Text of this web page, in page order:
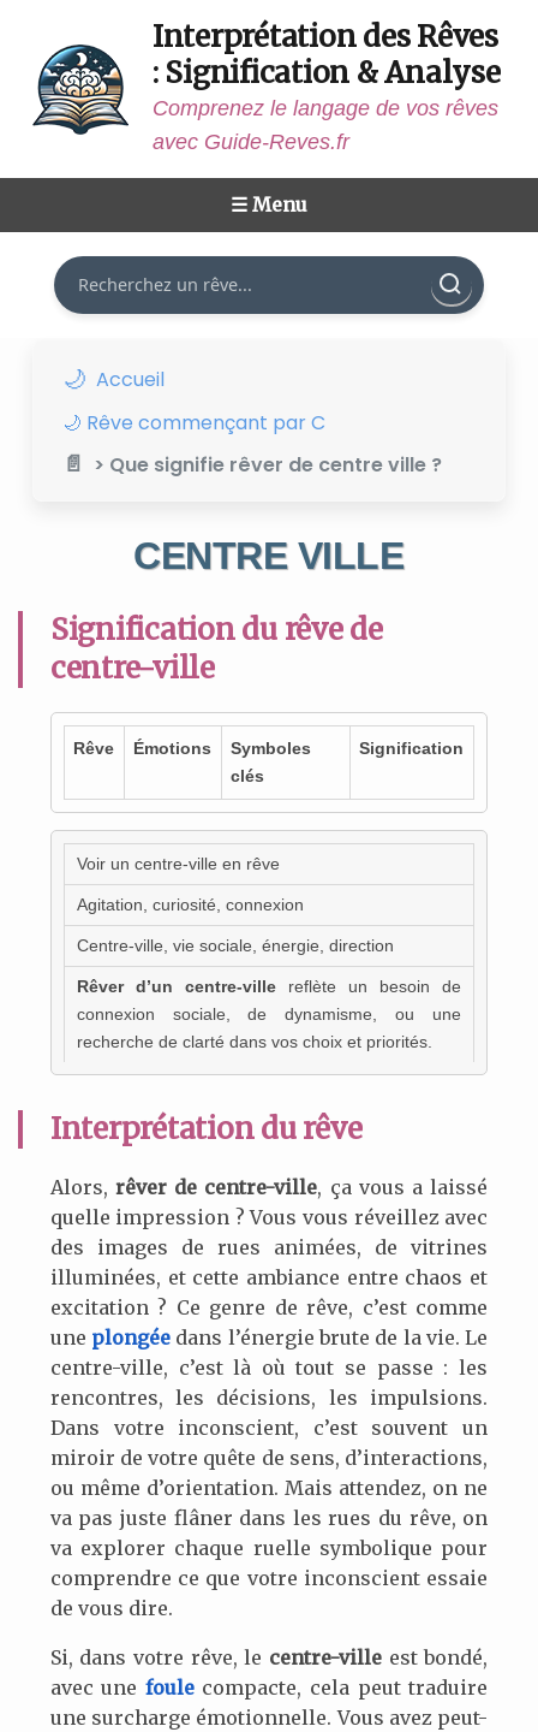
Interprétation des Rêves
: Signification & Analyse
Comprenez le langage de vos rêves
avec Guide-Reves.fr
☰ Menu
Rechercher
Accueil
🌙 Rêve commençant par C
> Que signifie rêver de centre ville ?
CENTRE VILLE
Signification du rêve de
centre-ville
Rêve Émotions
Symboles
clés
Signification
Voir un centre-ville en rêve
Agitation, curiosité, connexion
Centre-ville, vie sociale, énergie, direction
Rêver d’un centre-villereflète un besoin de
connexion sociale, de dynamisme, ou une
recherche de clarté dans vos choix et priorités.
Interprétation du rêve
Alors,rêver de centre-ville, ça vous a laissé
quelle impression ? Vous vous réveillez avec
des images de rues animées, de vitrines
illuminées, et cette ambiance entre chaos et
excitation ? Ce genre de rêve, c’est comme
une plongée dans l’énergie brute de la vie. Le
centre-ville, c’est là où tout se passe : les
rencontres, les décisions, les impulsions.
Dans votre inconscient, c’est souvent un
miroir de votre quête de sens, d’interactions,
ou même d’orientation. Mais attendez, on ne
va pas juste flâner dans les rues du rêve, on
va explorer chaque ruelle symbolique pour
comprendre ce que votre inconscient essaie
de vous dire.
Si, dans votre rêve, le centre-villeest bondé,
avec une foulecompacte, cela peut traduire
une surcharge émotionnelle. Vous avez peut-